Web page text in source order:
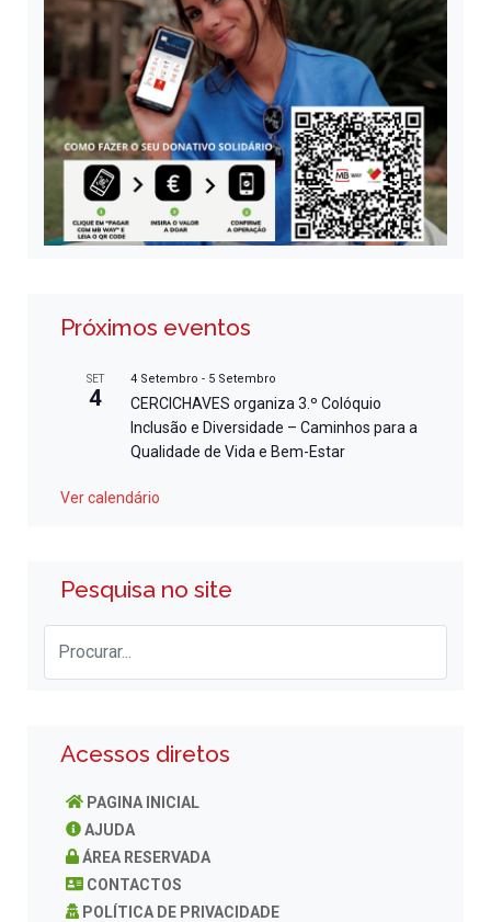
Próximos eventos
SET
4
4 Setembro - 5 Setembro
CERCICHAVES organiza 3.º Colóquio
Inclusão e Diversidade – Caminhos para a
Qualidade de Vida e Bem-Estar
Ver calendário
Pesquisa no site
Acessos diretos
PAGINA INICIAL
AJUDA
ÁREA RESERVADA
CONTACTOS
POLÍTICA DE PRIVACIDADE